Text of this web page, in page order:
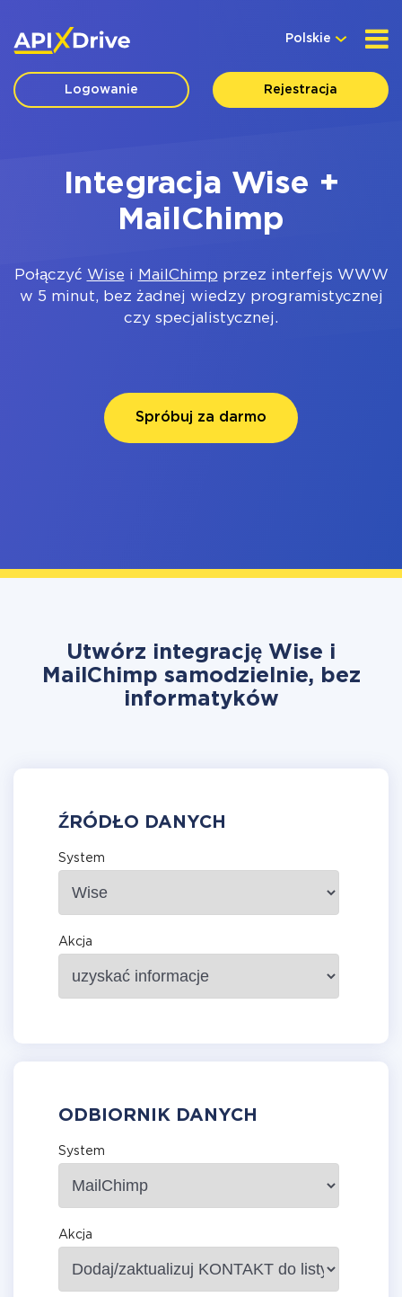
Polskie
Logowanie Rejestracja
Integracja Wise +
MailChimp
Połączyć Wise i MailChimp przez interfejs WWW
w 5 minut, bez żadnej wiedzy programistycznej
czy specjalistycznej.
Spróbuj za darmo
Utwórz integrację Wise i
MailChimp samodzielnie, bez
informatyków
ŹRÓDŁO DANYCH
System
Akcja
ODBIORNIK DANYCH
System
Akcja